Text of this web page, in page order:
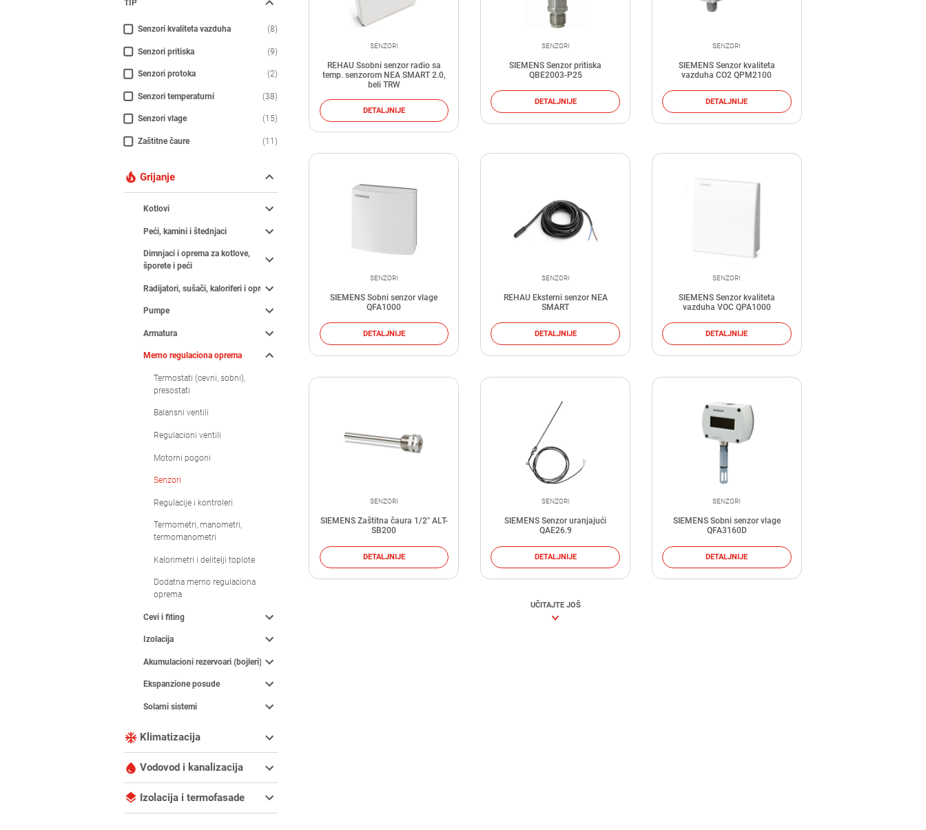
TIP
Senzori kvaliteta vazduha (8)
Senzori pritiska (9)
Senzori protoka (2)
Senzori temperaturni (38)
Senzori vlage (15)
Zaštitne čaure (11)
Grijanje
Kotlovi
Peći, kamini i štednjaci
Dimnjaci i oprema za kotlove,
šporete i peći
Radijatori, sušači, kaloriferi i oprema
Pumpe
Armatura
Merno regulaciona oprema
Termostati (cevni, sobni),
presostati
Balansni ventili
Regulacioni ventili
Motorni pogoni
Senzori
Regulacije i kontroleri
Termometri, manometri,
termomanometri
Kalorimetri i delitelji toplote
Dodatna merno regulaciona
oprema
Cevi i fiting
Izolacija
Akumulacioni rezervoari (bojleri)
Ekspanzione posude
Solarni sistemi
Klimatizacija
Vodovod i kanalizacija
Izolacija i termofasade
SENZORI
REHAU Ssobni senzor radio sa
temp. senzorom NEA SMART 2.0,
beli TRW
DETALJNIJE
SENZORI
SIEMENS Senzor pritiska
QBE2003-P25
DETALJNIJE
SENZORI
SIEMENS Senzor kvaliteta
vazduha CO2 QPM2100
DETALJNIJE
SENZORI
SIEMENS Sobni senzor vlage
QFA1000
DETALJNIJE
SENZORI
REHAU Eksterni senzor NEA
SMART
DETALJNIJE
SENZORI
SIEMENS Senzor kvaliteta
vazduha VOC QPA1000
DETALJNIJE
SENZORI
SIEMENS Zaštitna čaura 1/2" ALT-
SB200
DETALJNIJE
SENZORI
SIEMENS Senzor uranjajući
QAE26.9
DETALJNIJE
SENZORI
SIEMENS Sobni senzor vlage
QFA3160D
DETALJNIJE
UČITAJTE JOŠ